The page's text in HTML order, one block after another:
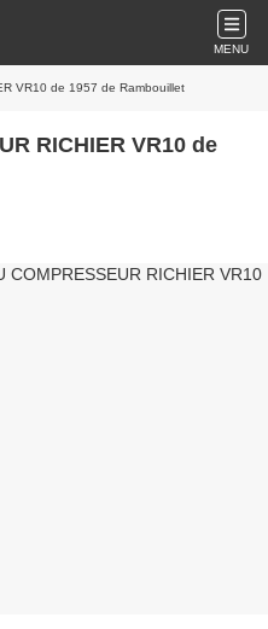
MENU
VR10 de 1957 de Rambouillet
RICHIER VR10 de